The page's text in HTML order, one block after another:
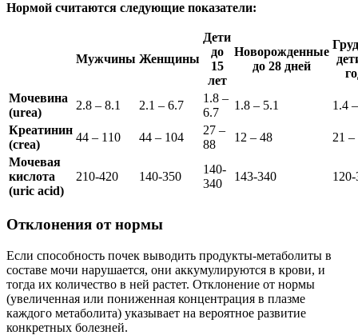
Нормой считаются следующие показатели:
Мужчины Женщины
Дети
до
15
лет
Новорожденные
до 28 дней
Мочевина
(urea)
2.8 – 8.1 2.1 – 6.7
1.8 –
6.7
1.8 – 5.1
1.4
Креатинин
(crea)
44 – 110 44 – 104
27 –
88
12 – 48
21 –
Мочевая
кислота
(uric acid)
210-420 140-350
140-
340
143-340
Отклонения от нормы
Если способность почек выводить продукты-метаболиты в
составе мочи нарушается, они аккумулируются в крови, и
тогда их количество в ней растет. Отклонение от нормы
(увеличенная или пониженная концентрация в плазме
каждого метаболита) указывает на вероятное развитие
конкретных болезней.